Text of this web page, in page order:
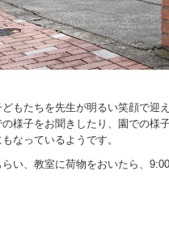
もたちを先生が明るい笑顔で迎
様子をお聞きしたり、園での様
なっているようです。
い、教室に荷物をおいたら、